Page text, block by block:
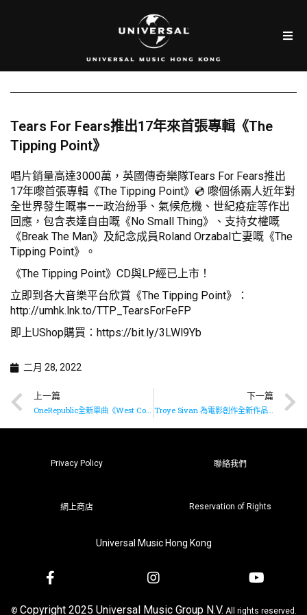
Tears For Fears推出17年來首張專輯《The
Tipping Point》
唱片銷量高達3000萬，英國傳奇樂隊Tears For Fears推出
17年嚟首張專輯《The Tipping Point》💿 嚟個係兩人近年對
全世界發生嘅事——政治紛爭、氣候危機、世紀疫症等作出
回應，包含表達自由嘅《No Small Thing》、支持女權嘅
《Break The Man》及紀念成員Roland Orzabal亡妻嘅《The
Tipping Point》。
《The Tipping Point》CD與LP經已上市！
立即到各大音樂平台欣賞《The Tipping Point》：
http://umhk.lnk.to/TTP_TearsForFeFP
即上UShop購買： https://bit.ly/3LWl9Yb
二月 28, 2022
上一篇
OneRepublic全新單曲《West Coast》現已推出
下一篇
Troye Sivan 為電影創作全新作品《wait》
Privacy Policy 聯絡我們
網上商店 Reservation of Rights
Universal Music Hong Kong
© Copyright 2025 Universal Music Group N.V. All rights reserved.